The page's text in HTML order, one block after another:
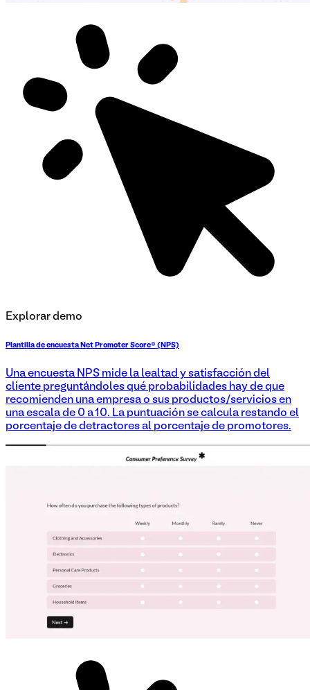
Explorar demo
Plantilla de encuesta Net Promoter Score® (NPS)
Una encuesta NPS mide la lealtad y satisfacción del
cliente preguntándoles qué probabilidades hay de que
recomienden una empresa o sus productos/servicios en
una escala de 0 a 10. La puntuación se calcula restando el
porcentaje de detractores al porcentaje de promotores.